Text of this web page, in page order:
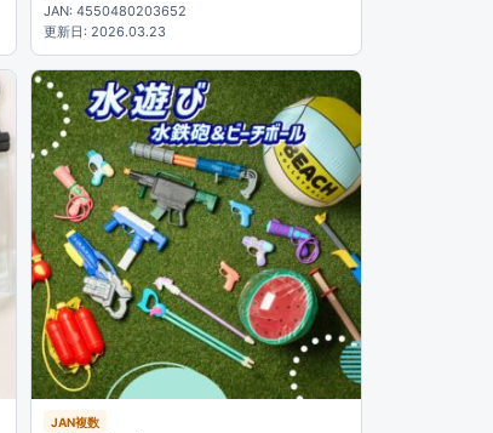
JAN: 4550480203652
更新日: 2026.03.23
JAN複数